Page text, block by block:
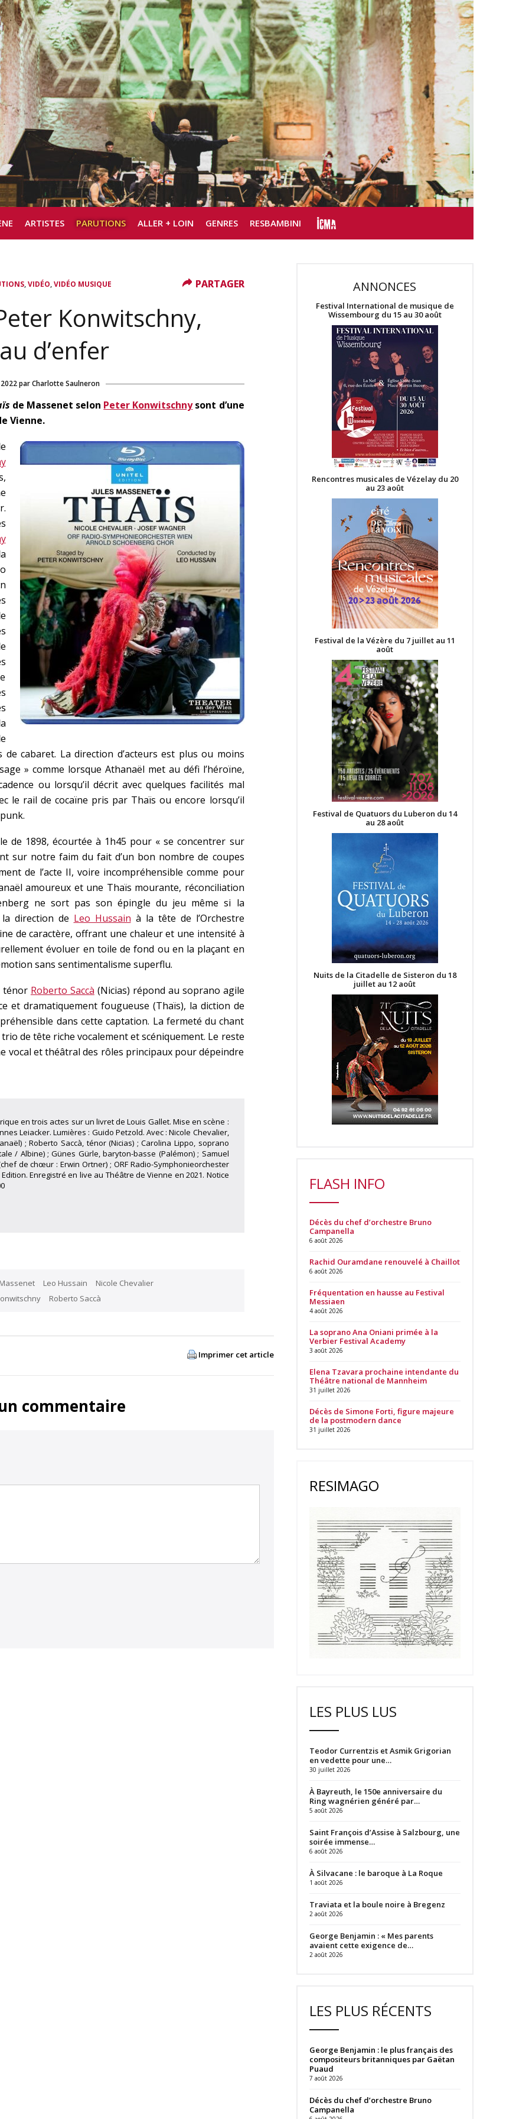
ARTISTES PARUTIONS ALLER + LOIN GENRES RESBAMBINI
,VIDÉO,VIDÉO MUSIQUE
Konwitschny,
d’enfer
parCharlotte Saulneron
de Massenet selon Peter Konwitschnysont d’une
Vienne.
cabaret. La direction d’acteurs est plus ou moins
» comme lorsque Athanaël met au défi l’héroïne,
ou lorsqu’il décrit avec quelques facilités mal
le rail de cocaïne pris par Thaïs ou encore lorsqu’il
de 1898, écourtée à 1h45 pour « se concentrer sur
sur notre faim du fait d’un bon nombre de coupes
de l’acte II, voire incompréhensible comme pour
amoureux et une Thaïs mourante, réconciliation
ne sort pas son épingle du jeu même si la
direction de Leo Hussain à la tête de l’Orchestre
de caractère, offrant une chaleur et une intensité à
évoluer en toile de fond ou en la plaçant en
sans sentimentalisme superflu.
ténor Roberto Saccà (Nicias) répond au soprano agile
et dramatiquement fougueuse (Thaïs), la diction de
dans cette captation. La fermeté du chant
de tête riche vocalement et scéniquement. Le reste
vocal et théâtral des rôles principaux pour dépeindre
PARTAGER
en trois actes sur un livret de Louis Gallet. Mise en scène :
Leiacker. Lumières : Guido Petzold. Avec : Nicole Chevalier,
; Roberto Saccà, ténor (Nicias) ; Carolina Lippo, soprano
/ Albine) ; Günes Gürle, baryton-basse (Palémon) ; Samuel
de chœur : Erwin Ortner) ; ORF Radio-Symphonieorchester
Enregistré en live au Théâtre de Vienne en 2021. Notice
PARTAGER
Leo Hussain
Nicole Chevalier
Roberto Saccà
Imprimer cet article
commentaire
ANNONCES
Festival International de musique de
Wissembourg du 15 au 30 août
Rencontres musicales de Vézelay du 20
au 23 août
Festival de la Vézère du 7 juillet au 11
août
Festival de Quatuors du Luberon du 14
au 28 août
Nuits de la Citadelle de Sisteron du 18
juillet au 12 août
FLASH INFO
Décès du chef d’orchestre Bruno
Campanella
6 août 2026
Rachid Ouramdane renouvelé à Chaillot
6 août 2026
Fréquentation en hausse au Festival
Messiaen
4 août 2026
La soprano Ana Oniani primée à la
Verbier Festival Academy
3 août 2026
Elena Tzavara prochaine intendante du
Théâtre national de Mannheim
31 juillet 2026
Décès de Simone Forti, figure majeure
de la postmodern dance
31 juillet 2026
RESIMAGO
LES PLUS LUS
Teodor Currentzis et Asmik Grigorian
en vedette pour une…
30 juillet 2026
À Bayreuth, le 150e anniversaire du
Ring wagnérien généré par…
5 août 2026
Saint François d’Assise à Salzbourg, une
soirée immense…
6 août 2026
À Silvacane : le baroque à La Roque
1 août 2026
Traviata et la boule noire à Bregenz
2 août 2026
George Benjamin : « Mes parents
avaient cette exigence de…
2 août 2026
LES PLUS RÉCENTS
George Benjamin : le plus français des
compositeurs britanniques par Gaëtan
Puaud
7 août 2026
Décès du chef d’orchestre Bruno
Campanella